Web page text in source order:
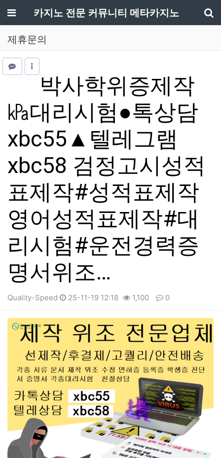
메뉴카지노 전문 커뮤니티 메타카지노
제휴문의
박사학위증제작
㎪대리시험●톡상담
xbc55▲텔레그램
xbc58 검정고시성적
표제작#성적표제작
영어성적표제작#대
리시험#운전경력증
명서위조…
Quality-Speed 25-11-19 12:18 1,100 0
본문